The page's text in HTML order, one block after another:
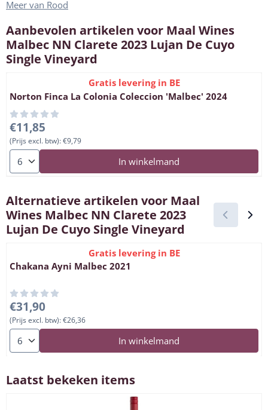
Meer van Rood
Aanbevolen artikelen voor Maal Wines
Malbec NN Clarete 2023 Lujan De Cuyo
Single Vineyard
Gratis levering in BE
Norton Finca La Colonia Coleccion 'Malbec' 2024
Prijs: 11,85, exclusief btw: 9,79
€11,85
(Prijs excl. btw):€9,79
Aantal kiezen voor Norton Finca La Colonia Coleccion 'Malbec'
In winkelmand
Alternatieve artikelen voor Maal
Wines Malbec NN Clarete 2023
Lujan De Cuyo Single Vineyard
Gratis levering in BE
Chakana Ayni Malbec 2021
Prijs: 31,90, exclusief btw: 26,36
€31,90
(Prijs excl. btw):€26,36
Aantal kiezen voor Chakana Ayni Malbec 2021
In winkelmand
Laatst bekeken items